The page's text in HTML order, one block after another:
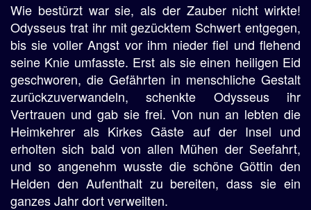
Wie bestürzt war sie, als der Zauber nicht wirkte!
Odysseus trat ihr mit gezücktem Schwert entgegen,
bis sie voller Angst vor ihm nieder fiel und flehend
seine Knie umfasste. Erst als sie einen heiligen Eid
geschworen, die Gefährten in menschliche Gestalt
zurückzuverwandeln, schenkte Odysseus ihr
Vertrauen und gab sie frei. Von nun an lebten die
Heimkehrer als Kirkes Gäste auf der Insel und
erholten sich bald von allen Mühen der Seefahrt,
und so angenehm wusste die schöne Göttin den
Helden den Aufenthalt zu bereiten, dass sie ein
ganzes Jahr dort verweilten.